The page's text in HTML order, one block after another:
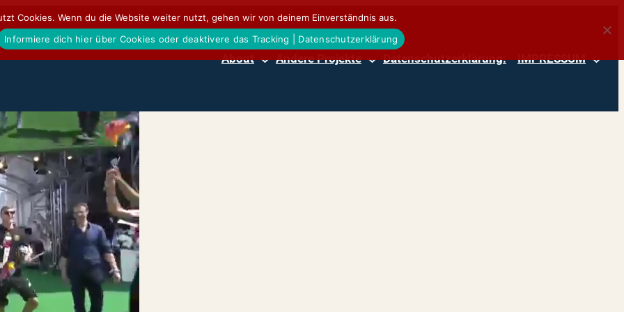
About Andere Projekte Datenschutzerklärung: IMPRESSUM
Cookies. Wenn du die Website weiter nutzt, gehen wir von deinem Einverständnis aus.
Informiere dich hier über Cookies oder deaktivere das Tracking | Datenschutzerklärung